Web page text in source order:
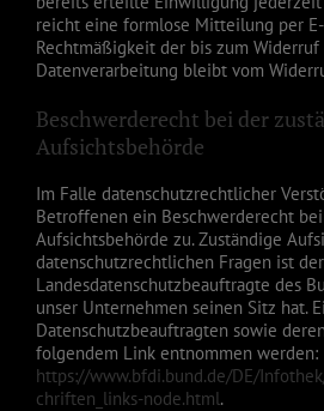
reicht eine formlose Mitteilung per
Rechtmäßigkeit der bis zum
Datenverarbeitung bleibt vom
Beschwerderecht bei der
Aufsichtsbehörde
Im Falle datenschutzrechtlicher
Betroffenen ein Beschwerderecht
Aufsichtsbehörde zu. Zuständige
datenschutzrechtlichen Fragen ist der
Landesdatenschutzbeauftragte des
unser Unternehmen seinen Sitz hat.
Datenschutzbeauftragten sowie
folgendem Link entnommen werden:
https://www.bfdi.bund.de/DE/
chriften_links-node.html.